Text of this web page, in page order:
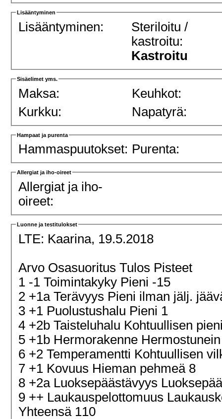
Lisääntyminen
Lisääntyminen:
Steriloitu /
kastroitu:
Kastroitu
Sisäelimet yms.
Maksa:
Keuhkot:
Kurkku:
Napatyrä:
Hampaat ja purenta
Hammaspuutokset: Purenta:
Allergiat ja iho-oireet
Allergiat ja iho-
oireet:
Luonne ja testitulokset
LTE: Kaarina, 19.5.2018
Arvo Osasuoritus Tulos Pisteet
1 -1 Toimintakyky Pieni -15
2 +1a Terävyys Pieni ilman jälj.
3 +1 Puolustushalu Pieni 1
4 +2b Taisteluhalu Kohtuullisen
5 +1b Hermorakenne
6 +2 Temperamentti Kohtuullisen
7 +1 Kovuus Hieman pehmeä 8
8 +2a Luoksepäästävyys
9 ++ Laukauspelottomuus
Yhteensä 110